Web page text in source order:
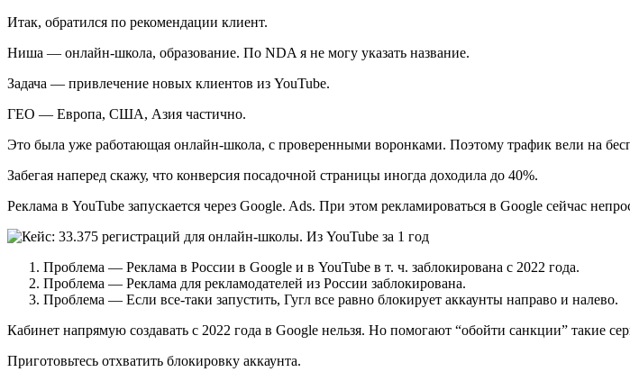
Итак, обратился по рекомендации клиент.
Ниша — онлайн-школа, образование. По NDA я не могу указать название.
Задача — привлечение новых клиентов из YouTube.
ГЕО — Европа, США, Азия частично.
Это была уже работающая онлайн-школа, с проверенными воронками. Поэтому трафик вели на
Забегая наперед скажу, что конверсия посадочной страницы иногда доходила до 40%.
Реклама в YouTube запускается через Google. Ads. При этом рекламироваться в Google сейчас
Проблема — Реклама в России в Google и в YouTube в т. ч. заблокирована с 2022 года.
Проблема — Реклама для рекламодателей из России заблокирована.
Проблема — Если все-таки запустить, Гугл все равно блокирует аккаунты направо и налево.
Кабинет напрямую создавать с 2022 года в Google нельзя. Но помогают “обойти санкции” такие
Приготовьтесь отхватить блокировку аккаунта.